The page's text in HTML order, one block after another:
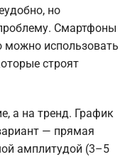
но
Смартфоны
использовать
строят
а на тренд. График
— прямая
амплитудой (3–5